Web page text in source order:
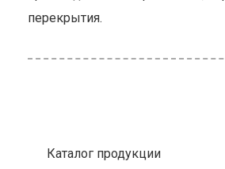
перекрытия.
Каталог продукции